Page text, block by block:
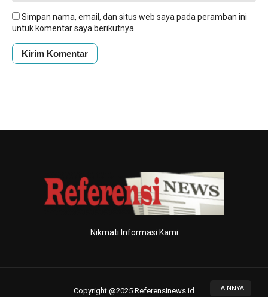
Simpan nama, email, dan situs web saya pada peramban ini
untuk komentar saya berikutnya.
LAINNYA
Nikmati Informasi Kami
Copyright @2025 Referensinews.id